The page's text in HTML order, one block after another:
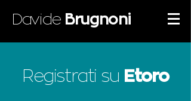
Davide Brugnoni
Registrati su Etoro